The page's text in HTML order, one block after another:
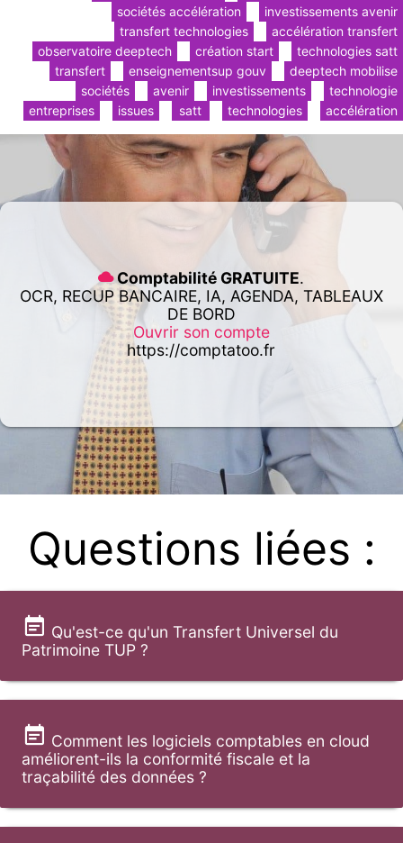
investissements avenir
sociétés accélération
accélération transfert
transfert technologies
technologies satt
création start
observatoire deeptech
deeptech mobilise
enseignementsup gouv
transfert
technologie
investissements
avenir
sociétés
accélération
technologies
satt
issues
entreprises
Comptabilité GRATUITE.
OCR, RECUP BANCAIRE, IA, AGENDA, TABLEAUX
DE BORD
Ouvrir son compte
https://comptatoo.fr
Questions liées :
Qu'est-ce qu'un Transfert Universel du
Patrimoine TUP ?
Comment les logiciels comptables en cloud
améliorent-ils la conformité fiscale et la
traçabilité des données ?